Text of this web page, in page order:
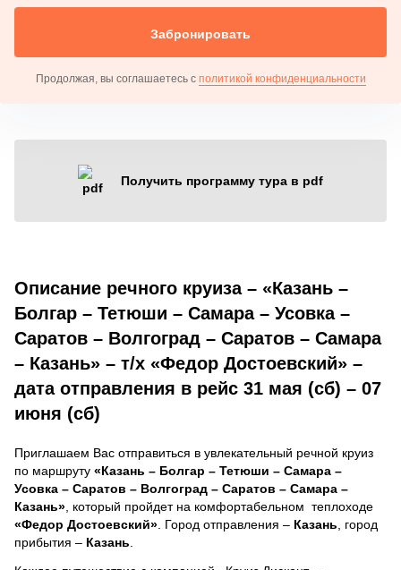
Забронировать
Продолжая, вы соглашаетесь с политикой конфиденциальности
Получить программу тура в pdf
Описание речного круиза – «Казань –
Болгар – Тетюши – Самара – Усовка –
Саратов – Волгоград – Саратов – Самара
– Казань» – т/х «Федор Достоевский» –
дата отправления в рейс 31 мая (сб) – 07
июня (сб)
Приглашаем Вас отправиться в увлекательный речной круиз
по маршруту «Казань – Болгар – Тетюши – Самара –
Усовка – Саратов – Волгоград – Саратов – Самара –
Казань» , который пройдет на комфортабельном теплоходе
«Федор Достоевский» . Город отправления – Казань , город
прибытия – Казань